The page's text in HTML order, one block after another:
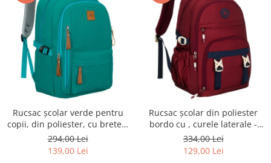
Rucsac școlar verde pentru
copii, din poliester, cu bretele
reglabile - Peterson PTR-PTN
BHX-01-9259 Gree
294,00 Lei
139,00 Lei
Rucsac școlar din poliester
bordo cu , curele laterale -
Peterson PTR-PTN 8594-1402
BORDO
334,00 Lei
129,00 Lei